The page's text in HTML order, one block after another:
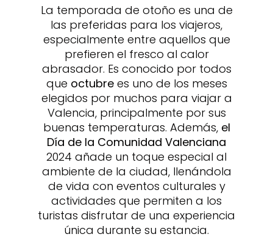
La temporada de otoño es una de
las preferidas para los viajeros,
especialmente entre aquellos que
prefieren el fresco al calor
abrasador. Es conocido por todos
que octubre es uno de los meses
elegidos por muchos para viajar a
Valencia, principalmente por sus
buenas temperaturas. Además, el
Día de la Comunidad Valenciana
2024 añade un toque especial al
ambiente de la ciudad, llenándola
de vida con eventos culturales y
actividades que permiten a los
turistas disfrutar de una experiencia
única durante su estancia.